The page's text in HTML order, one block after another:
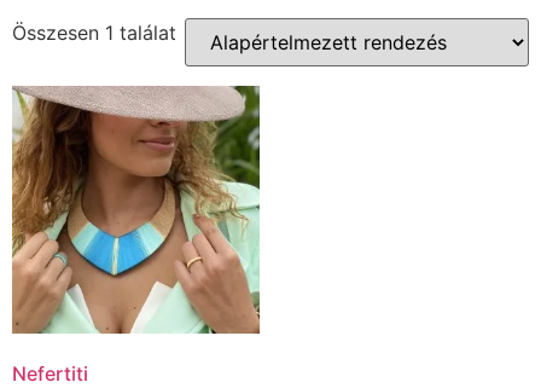
Összesen 1 találat
Nefertiti